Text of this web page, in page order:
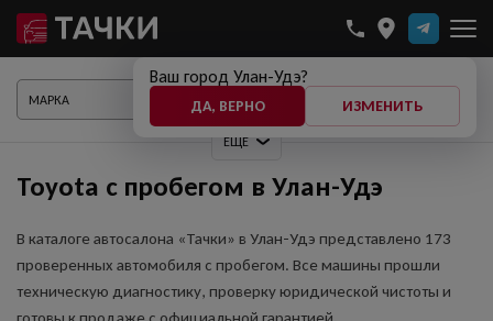
Ваш город Улан-Удэ?
ДА, ВЕРНО ИЗМЕНИТЬ
ЕЩЕ
ПОКАЗАТЬ АВТО
Toyota с пробегом в Улан-Удэ
В каталоге автосалона «Тачки» в Улан-Удэ представлено 173
проверенных автомобиля с пробегом. Все машины прошли
техническую диагностику, проверку юридической чистоты и